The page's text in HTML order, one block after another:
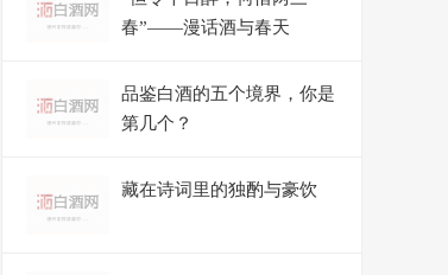
春”——漫话酒与春天
品鉴白酒的五个境界，你是
第几个？
藏在诗词里的独酌与豪饮